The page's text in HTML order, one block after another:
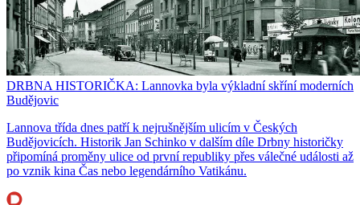
DRBNA HISTORIČKA: Lannovka byla výkladní skříní moderních
Budějovic
Lannova třída dnes patří k nejrušnějším ulicím v Českých
Budějovicích. Historik Jan Schinko v dalším díle Drbny historičky
připomíná proměny ulice od první republiky přes válečné události až
po vznik kina Čas nebo legendárního Vatikánu.